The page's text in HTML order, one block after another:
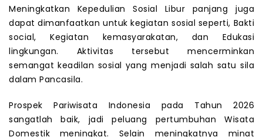
Meningkatkan Kepedulian Sosial Libur panjang juga
dapat dimanfaatkan untuk kegiatan sosial seperti, Bakti
social, Kegiatan kemasyarakatan, dan Edukasi
lingkungan. Aktivitas tersebut mencerminkan
semangat keadilan sosial yang menjadi salah satu sila
dalam Pancasila.
Prospek Pariwisata Indonesia pada Tahun 2026
sangatlah baik, jadi peluang pertumbuhan Wisata
Domestik meningkat. Selain meningkatnya minat